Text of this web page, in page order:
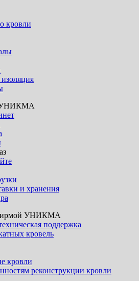
кровли
УНИКМА
и хранения
фирмой УНИКМА
поддержка
кровель
кровли
реконструкции кровли